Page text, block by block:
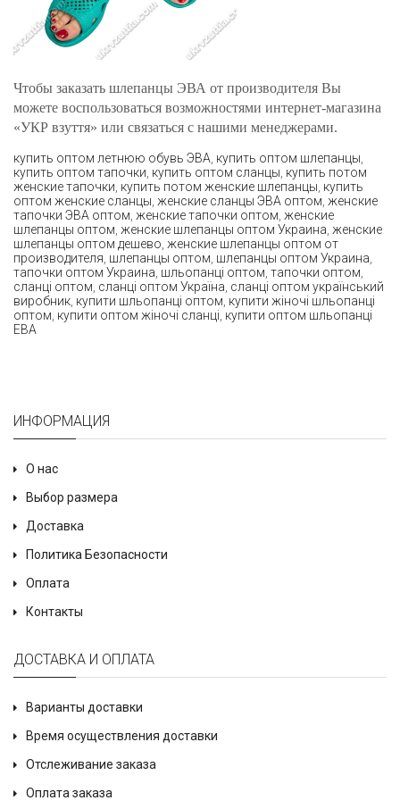
Чтобы заказать шлепанцы ЭВА от производителя Вы
можете воспользоваться возможностями интернет-магазина
«УКР взуття» или связаться с нашими менеджерами.
купить оптом летнюю обувь ЭВА купить оптом шлепанцы
купить оптом тапочки купить оптом сланцы купить потом
женские тапочки купить потом женские шлепанцы купить
оптом женские сланцы женские сланцы ЭВА оптом женские
тапочки ЭВА оптом женские тапочки оптом женские
шлепанцы оптом женские шлепанцы оптом Украина женские
шлепанцы оптом дешево женские шлепанцы оптом от
производителя шлепанцы оптом шлепанцы оптом Украина
тапочки оптом Украина шльопанці оптом тапочки оптом
сланці оптом сланці оптом Україна сланці оптом український
виробник купити шльопанці оптом купити жіночі шльопанці
оптом купити оптом жіночі сланці купити оптом шльопанці
ЕВА
ИНФОРМАЦИЯ
О нас
Выбор размера
Доставка
Политика Безопасности
Оплата
Контакты
ДОСТАВКА И ОПЛАТА
Варианты доставки
Время осуществления доставки
Отслеживание заказа
Оплата заказа